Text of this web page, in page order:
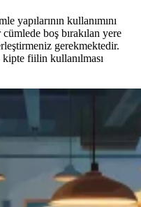
yapılarının kullanımını
boş bırakılan yere
gerekmektedir.
fiilin kullanılması